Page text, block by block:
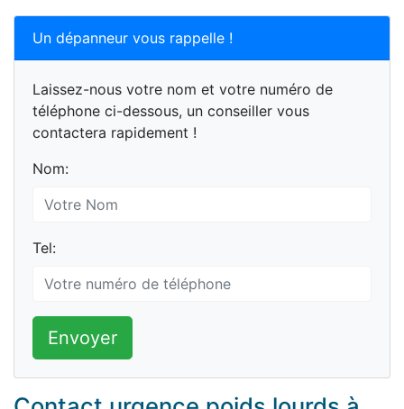
Un dépanneur vous rappelle !
Laissez-nous votre nom et votre numéro de
téléphone ci-dessous, un conseiller vous
contactera rapidement !
Nom:
Tel:
Envoyer